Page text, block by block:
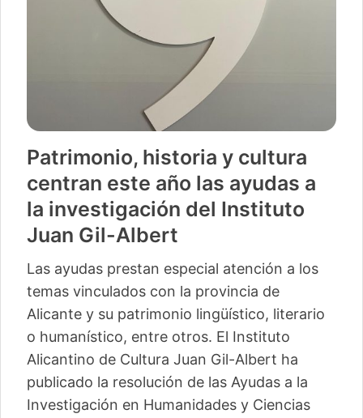
Patrimonio, historia y cultura
centran este año las ayudas a
la investigación del Instituto
Juan Gil-Albert
Las ayudas prestan especial atención a los
temas vinculados con la provincia de
Alicante y su patrimonio lingüístico, literario
o humanístico, entre otros. El Instituto
Alicantino de Cultura Juan Gil-Albert ha
publicado la resolución de las Ayudas a la
Investigación en Humanidades y Ciencias